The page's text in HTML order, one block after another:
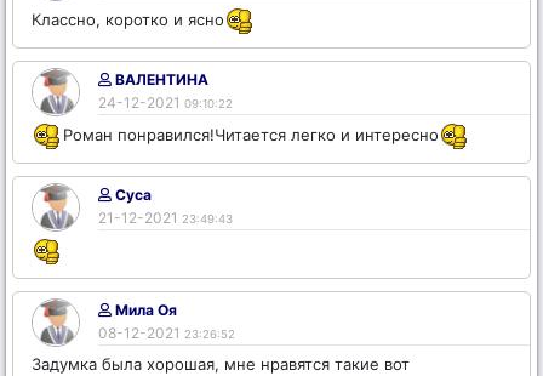
Классно, коротко и ясно
ВАЛЕНТИНА
24-12-2021 09:10:22
Роман понравился!Читается легко и интересно
Суса
21-12-2021 23:49:43
Мила Оя
08-12-2021 23:26:52
Задумка была хорошая, мне нравятся такие вот